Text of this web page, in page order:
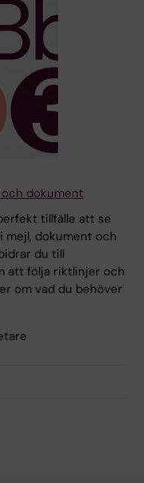
och dokument
tillfälle att se
mejl, dokument och
du till
att följa riktlinjer och
om vad du behöver